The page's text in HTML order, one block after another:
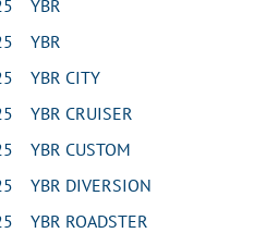
YBR
YBR
YBR CITY
YBR CRUISER
YBR CUSTOM
YBR DIVERSION
YBR ROADSTER